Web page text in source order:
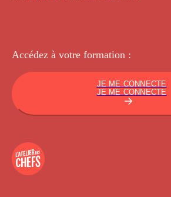
Accédez à votre formation :
JE ME CONNECTE
JE ME CONNECTE